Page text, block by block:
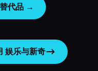
代品 →
娱乐与新奇